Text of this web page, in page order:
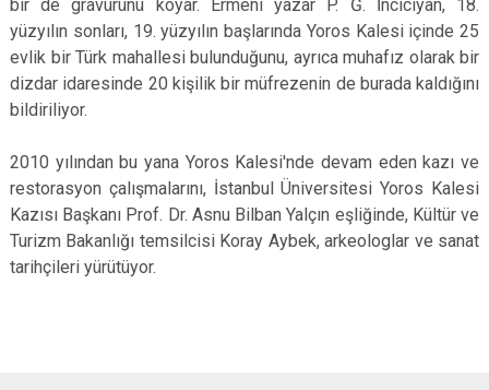
bir de gravürünü koyar. Ermeni yazar P. Ğ. İnciciyan, 18.
yüzyılın sonları, 19. yüzyılın başlarında Yoros Kalesi içinde 25
evlik bir Türk mahallesi bulunduğunu, ayrıca muhafız olarak bir
dizdar idaresinde 20 kişilik bir müfrezenin de burada kaldığını
bildiriliyor.
2010 yılından bu yana Yoros Kalesi'nde devam eden kazı ve
restorasyon çalışmalarını, İstanbul Üniversitesi Yoros Kalesi
Kazısı Başkanı Prof. Dr. Asnu Bilban Yalçın eşliğinde, Kültür ve
Turizm Bakanlığı temsilcisi Koray Aybek, arkeologlar ve sanat
tarihçileri yürütüyor.